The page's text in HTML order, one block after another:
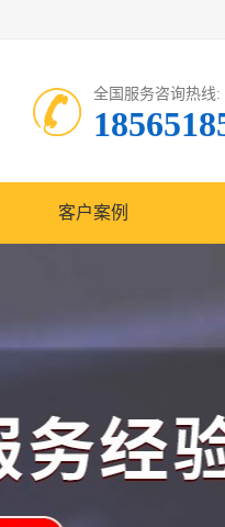
全国服务咨询热线:
客户案例